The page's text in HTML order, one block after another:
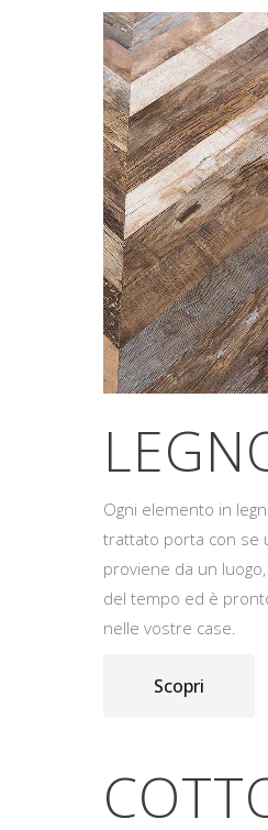
Ogni elemento in
trattato porta con se
proviene da un
del tempo ed è
nelle vostre case.
Scopri